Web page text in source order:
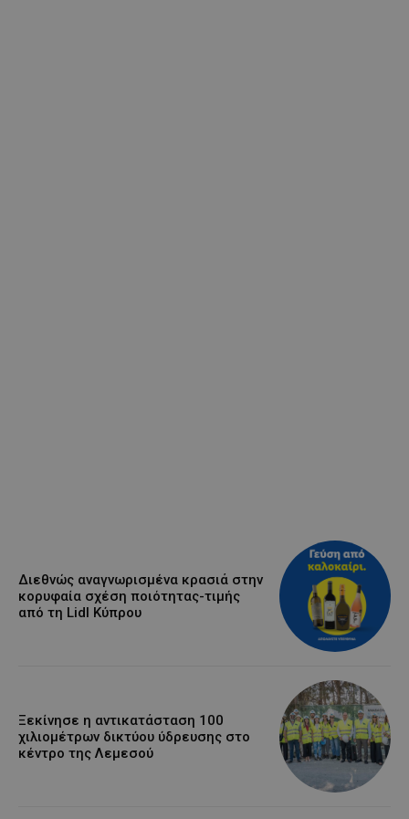
Διεθνώς αναγνωρισμένα κρασιά στην
κορυφαία σχέση ποιότητας-τιμής
από τη Lidl Κύπρου
Ξεκίνησε η αντικατάσταση 100
χιλιομέτρων δικτύου ύδρευσης στο
κέντρο της Λεμεσού